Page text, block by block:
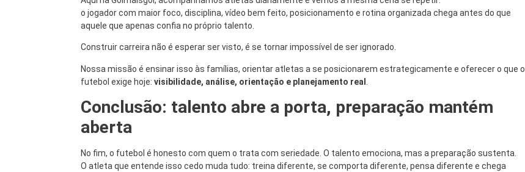
o jogador com maior foco, disciplina, vídeo bem feito, posicionamento e rotina organizada chega antes do que
aquele que apenas confia no próprio talento.
Construir carreira não é esperar ser visto, é se tornar impossível de ser ignorado.
Nossa missão é ensinar isso às famílias, orientar atletas a se posicionarem estrategicamente e oferecer o que o
futebol exige hoje: visibilidade, análise, orientação e planejamento real
Conclusão: talento abre a porta, preparação mantém
aberta
No fim, o futebol é honesto com quem o trata com seriedade. O talento emociona, mas a preparação sustenta.
O atleta que entende isso cedo muda tudo: treina diferente, se comporta diferente, pensa diferente e chega